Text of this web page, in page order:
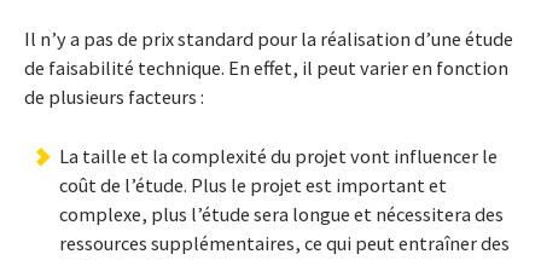
Il n’y a pas de prix standard pour la réalisation d’une étude
de faisabilité technique. En effet, il peut varier en fonction
de plusieurs facteurs :
La taille et la complexité du projet vont influencer le
coût de l’étude. Plus le projet est important et
complexe, plus l’étude sera longue et nécessitera des
ressources supplémentaires, ce qui peut entraîner des